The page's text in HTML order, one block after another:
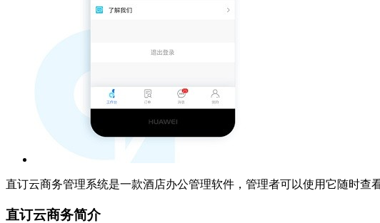
直订云商务管理系统是一款酒店办公管理软件，管理者可以使用它随时查
直订云商务简介